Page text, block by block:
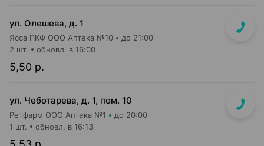
ул. Олешева, д. 1
Ясса ПКФ ООО Аптека №10 до 21:00
5,50 р.
2 шт. обновл. в 16:00
ул. Чеботарева, д. 1, пом. 10
Ретфарм ООО Аптека №1 до 20:00
1 шт. обновл. в 16:13